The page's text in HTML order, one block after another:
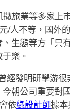
旅業等多家上
/人不等，國外
生態等方「只
樂。
經發明研學游
朝公司重要對
依綠設計師據本